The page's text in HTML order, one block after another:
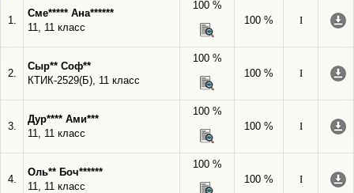
1.
Сме***** Ана******
11, 11 класс
100 %
100 %
I
2.
Сыр** Соф**
КТИК-2529(Б), 11 класс
100 %
100 %
I
3.
Дур**** Ами***
11, 11 класс
100 %
100 %
I
4.
Оль** Боч******
11, 11 класс
100 %
100 %
I